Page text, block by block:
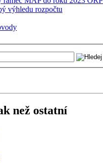
výhledu rozpočtu
než ostatní